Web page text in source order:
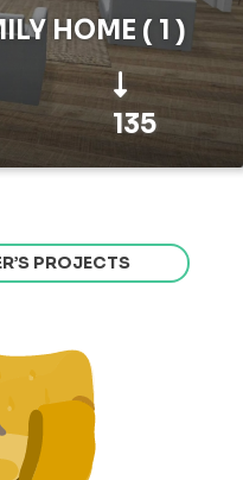
HOME ( 1 )
135
PROJECTS